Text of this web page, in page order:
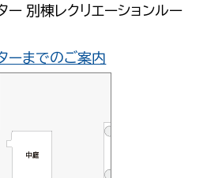
別棟レクリエーションルー
ーまでのご案内